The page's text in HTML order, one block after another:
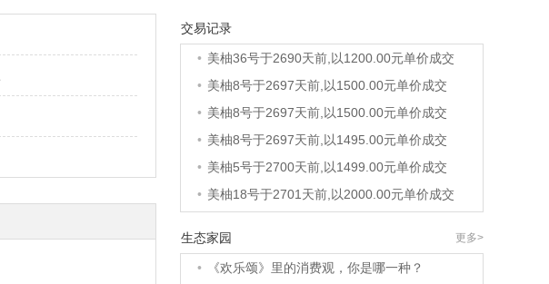
交易记录
• 美柚40号于2689天前,以1200.00元单价成交
• 美柚36号于2690天前,以1200.00元单价成交
• 美柚8号于2697天前,以1500.00元单价成交
• 美柚8号于2697天前,以1500.00元单价成交
• 美柚8号于2697天前,以1495.00元单价成交
• 美柚5号于2700天前,以1499.00元单价成交
• 美柚18号于2701天前,以2000.00元单价成交
•
美柚3号于2701天前,以1500.00元单价成交
美柚38号于2702天前,以1500.00元单价成交
生态家园 更多>
•
《欢乐颂》里的消费观，你是哪一种？